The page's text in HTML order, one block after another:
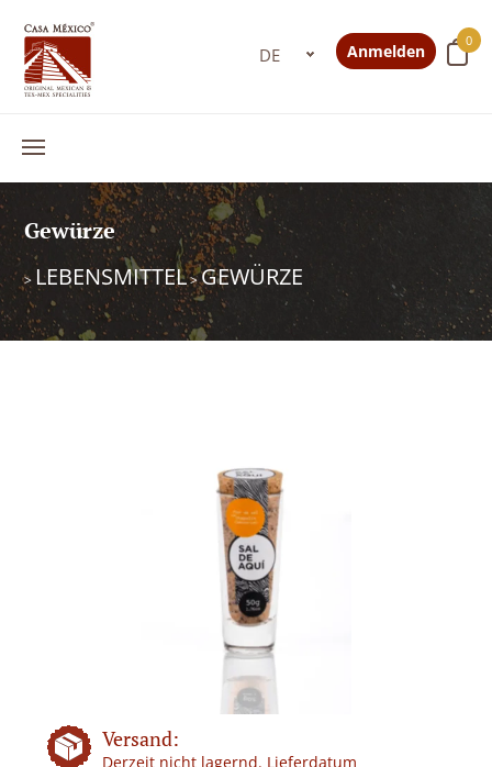
0
Anmelden
Gewürze
> LEBENSMITTEL>GEWÜRZE
Versand:
Derzeit nicht lagernd. Lieferdatum